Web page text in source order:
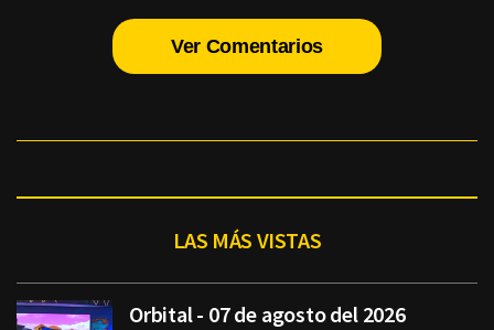
Ver Comentarios
LAS MÁS VISTAS
Orbital - 07 de agosto del 2026